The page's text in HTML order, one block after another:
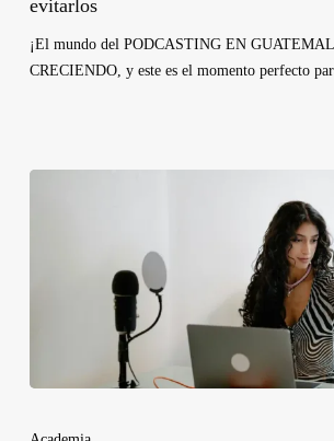
evitarlos
¡El mundo del PODCASTING EN
CRECIENDO, y este es el momento perfecto